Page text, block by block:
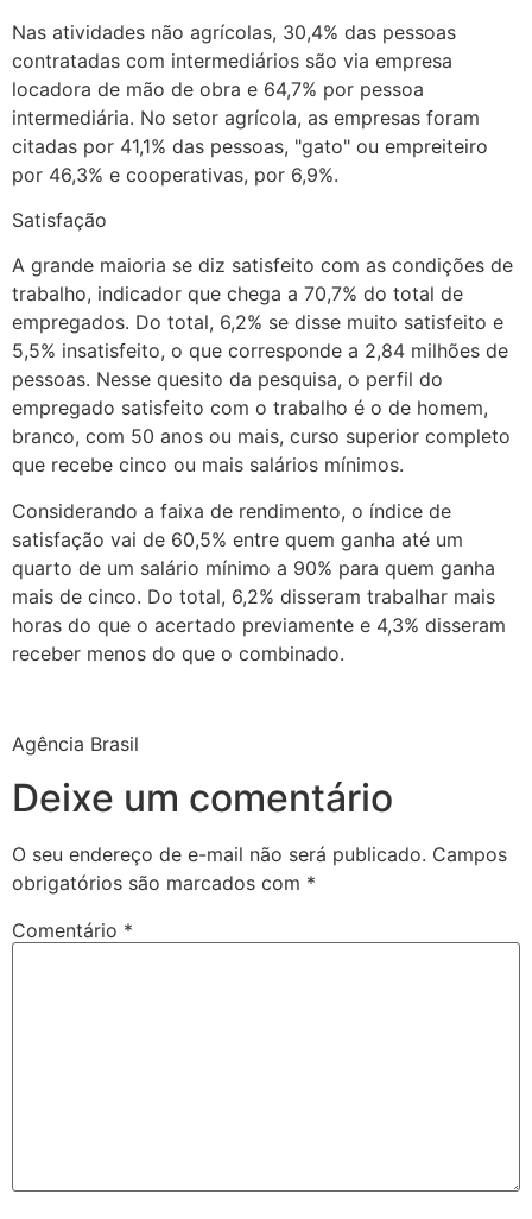
Nas atividades não agrícolas, 30,4% das pessoas
contratadas com intermediários são via empresa
locadora de mão de obra e 64,7% por pessoa
intermediária. No setor agrícola, as empresas foram
citadas por 41,1% das pessoas, "gato" ou empreiteiro
por 46,3% e cooperativas, por 6,9%.
Satisfação
A grande maioria se diz satisfeito com as condições de
trabalho, indicador que chega a 70,7% do total de
empregados. Do total, 6,2% se disse muito satisfeito e
5,5% insatisfeito, o que corresponde a 2,84 milhões de
pessoas. Nesse quesito da pesquisa, o perfil do
empregado satisfeito com o trabalho é o de homem,
branco, com 50 anos ou mais, curso superior completo
que recebe cinco ou mais salários mínimos.
Considerando a faixa de rendimento, o índice de
satisfação vai de 60,5% entre quem ganha até um
quarto de um salário mínimo a 90% para quem ganha
mais de cinco. Do total, 6,2% disseram trabalhar mais
horas do que o acertado previamente e 4,3% disseram
receber menos do que o combinado.
Agência Brasil
Deixe um comentário
O seu endereço de e-mail não será publicado. Campos
obrigatórios são marcados com *
Comentário *